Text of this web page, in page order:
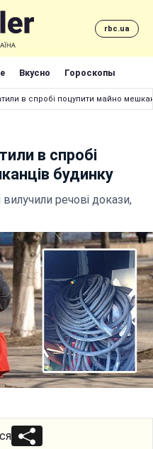
rbc.ua
Вкусно Гороскопы
в спробі поцупити майно
в спробі
будинку
речові докази,